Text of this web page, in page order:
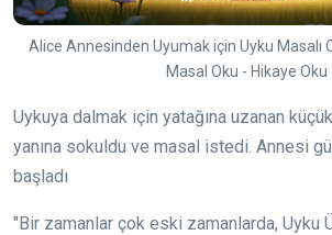
Alice Annesinden Uyumak için Uyku Masalı
Masal Oku - Hikaye Oku
Uykuya dalmak için yatağına uzanan
yanına sokuldu ve masal istedi. Annesi
başladı
"Bir zamanlar çok eski zamanlarda, Uyku